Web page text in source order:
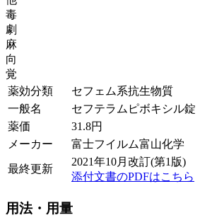
毒
劇
麻
向
覚
薬効分類
セフェム系抗生物質
一般名
セフテラムピボキシル錠
薬価
31.8円
メーカー
富士フイルム富山化学
最終更新
2021年10月改訂(第1版)
添付文書のPDFはこちら
用法・用量